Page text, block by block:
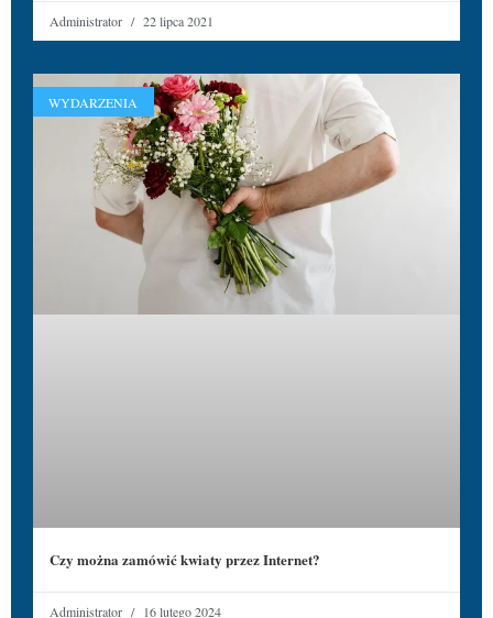
Administrator 22 lipca 2021
WYDARZENIA
Czy można zamówić kwiaty przez Internet?
Administrator 16 lutego 2024